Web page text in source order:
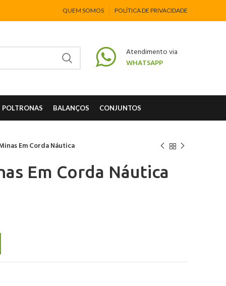
QUEM SOMOS POLÍTICA DE PRIVACIDADE
Atendimento via
WHATSAPP
POLTRONAS BALANÇOS CONJUNTOS
Em Corda Náutica
Em Corda Náutica